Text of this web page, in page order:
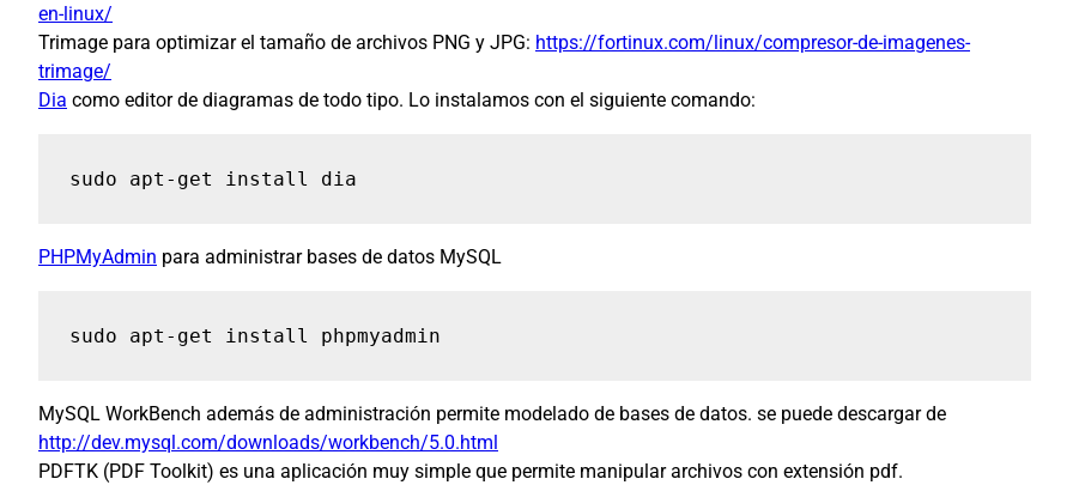
en-linux/
Trimage para optimizar el tamaño de archivos PNG y JPG: https://fortinux.com/linux/compresor-de-imagenes-
trimage/
Dia como editor de diagramas de todo tipo. Lo instalamos con el siguiente comando:
sudo apt-get install dia
PHPMyAdmin para administrar bases de datos MySQL
sudo apt-get install phpmyadmin
MySQL WorkBench además de administración permite modelado de bases de datos. se puede descargar de
http://dev.mysql.com/downloads/workbench/5.0.html
PDFTK (PDF Toolkit) es una aplicación muy simple que permite manipular archivos con extensión pdf.